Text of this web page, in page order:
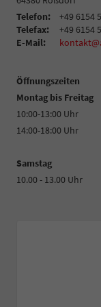
Telefon:
+49 6154
Telefax:
+49 6154
E-Mail:
Öffnungszeiten
Montag bis Freitag
10:00-13:00 Uhr
14:00-18:00 Uhr
Samstag
10.00 - 13.00 Uhr